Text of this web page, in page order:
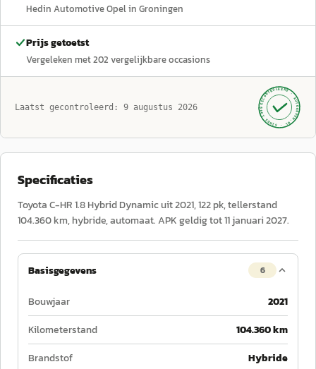
Hedin Automotive Opel in Groningen
Prijs getoetst
Vergeleken met202 vergelijkbare occasions
Laatst gecontroleerd: 9 augustus 2026 GECONTROLEERD ·
AUTOKOPEN.NL
· SINDS 1999 ·
Specificaties
Toyota C-HR 1.8 Hybrid Dynamic uit 2021, 122 pk, tellerstand
104.360 km, hybride, automaat. APK geldig tot 11 januari 2027.
Basisgegevens 6
Bouwjaar
2021
Kilometerstand
104.360 km
Brandstof
Hybride